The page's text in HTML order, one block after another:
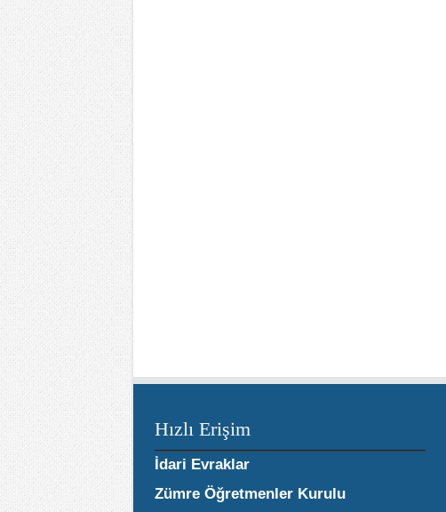
Hızlı Erişim
İdari Evraklar
Zümre Öğretmenler Kurulu